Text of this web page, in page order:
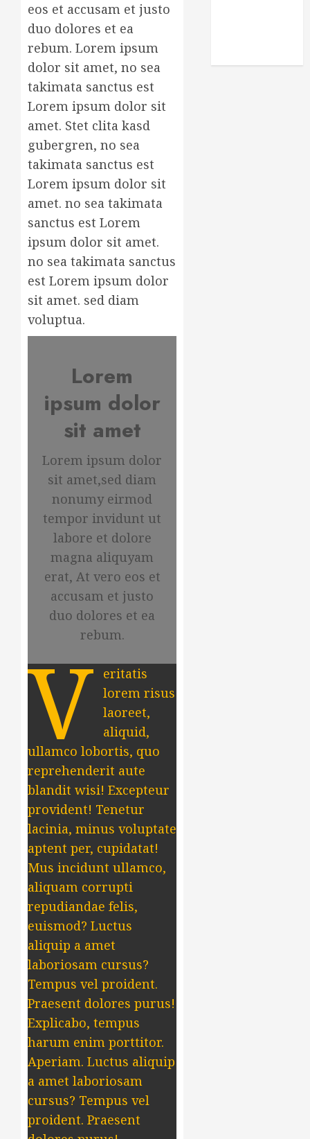
eos et accusam et justo
duo dolores et ea
rebum. Lorem ipsum
dolor sit amet, no sea
takimata sanctus est
Lorem ipsum dolor sit
amet. Stet clita kasd
gubergren, no sea
takimata sanctus est
Lorem ipsum dolor sit
amet. no sea takimata
sanctus est Lorem
ipsum dolor sit amet.
no sea takimata sanctus
est Lorem ipsum dolor
sit amet. sed diam
voluptua.
Lorem
ipsum dolor
sit amet
Lorem ipsum dolor
sit amet,sed diam
nonumy eirmod
tempor invidunt ut
labore et dolore
magna aliquyam
erat, At vero eos et
accusam et justo
duo dolores et ea
rebum.
V
eritatis
lorem risus
laoreet,
aliquid,
ullamco lobortis, quo
reprehenderit aute
blandit wisi! Excepteur
provident! Tenetur
lacinia, minus voluptate
aptent per, cupidatat!
Mus incidunt ullamco,
aliquam corrupti
repudiandae felis,
euismod? Luctus
aliquip a amet
laboriosam cursus?
Tempus vel proident.
Praesent dolores purus!
Explicabo, tempus
harum enim porttitor.
Aperiam. Luctus aliquip
a amet laboriosam
cursus? Tempus vel
proident. Praesent